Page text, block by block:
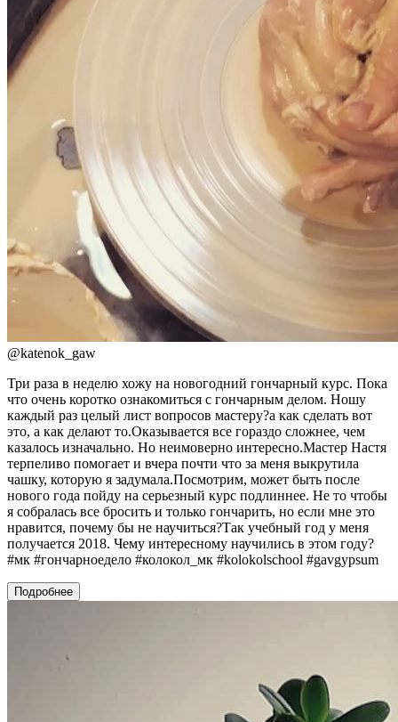
@katenok_gaw
Три раза в неделю хожу на новогодний гончарный курс. Пока
что очень коротко ознакомиться с гончарным делом. Ношу
каждый раз целый лист вопросов мастеру?а как сделать вот
это, а как делают то.Оказывается все гораздо сложнее, чем
казалось изначально. Но неимоверно интересно.Мастер Настя
терпеливо помогает и вчера почти что за меня выкрутила
чашку, которую я задумала.Посмотрим, может быть после
нового года пойду на серьезный курс подлиннее. Не то чтобы
я собралась все бросить и только гончарить, но если мне это
нравится, почему бы не научиться?Так учебный год у меня
получается 2018. Чему интересному научились в этом году?
#мк #гончарноедело #колокол_мк #kolokolschool #gavgypsum
Подробнее